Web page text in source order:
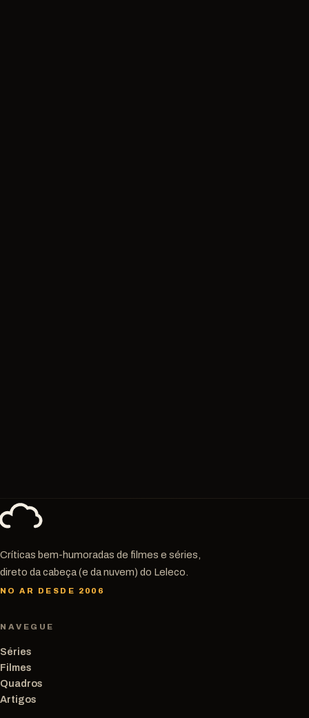
Críticas bem-humoradas de filmes e séries,
direto da cabeça (e da nuvem) do Leleco.
NO AR DESDE 2006
NAVEGUE
Séries
Filmes
Quadros
Artigos